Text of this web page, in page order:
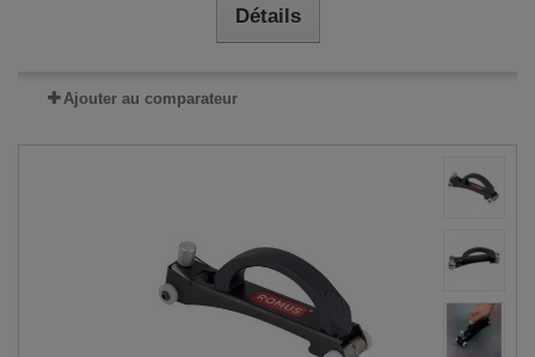
Détails
Ajouter au comparateur